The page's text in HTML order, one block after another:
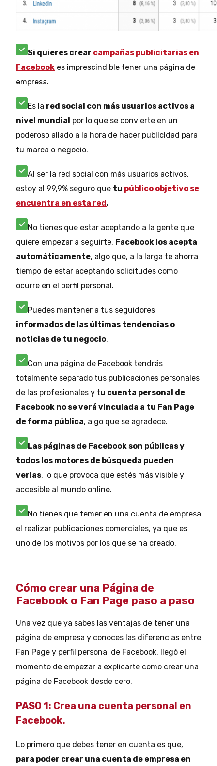
Si quieres crear campañas publicitarias en
Facebook es imprescindible tener una página de
empresa.
Es la red social con más usuarios activos a
nivel mundial por lo que se convierte en un
poderoso aliado a la hora de hacer publicidad para
tu marca o negocio.
Al ser la red social con más usuarios activos,
estoy al 99,9% seguro que tu público objetivo se
encuentra en esta red .
No tienes que estar aceptando a la gente que
quiere empezar a seguirte, Facebook los acepta
automáticamente, algo que, a la larga te ahorra
tiempo de estar aceptando solicitudes como
ocurre en el perfil personal.
Puedes mantener a tus seguidores
informados de las últimas tendencias o
noticias de tu negocio.
Con una página de Facebook tendrás
totalmente separado tus publicaciones personales
de las profesionales y tu cuenta personal de
Facebook no se verá vinculada a tu Fan Page
de forma pública, algo que se agradece.
Las páginas de Facebook son públicas y
todos los motores de búsqueda pueden
verlas, lo que provoca que estés más visible y
accesible al mundo online.
No tienes que temer en una cuenta de empresa
el realizar publicaciones comerciales, ya que es
uno de los motivos por los que se ha creado.
Cómo crear una Página de
Facebook o Fan Page paso a paso
Una vez que ya sabes las ventajas de tener una
página de empresa y conoces las diferencias entre
Fan Page y perfil personal de Facebook, llegó el
momento de empezar a explicarte como crear una
página de Facebook desde cero.
PASO 1: Crea una cuenta personal en
Facebook.
Lo primero que debes tener en cuenta es que,
para poder crear una cuenta de empresa en